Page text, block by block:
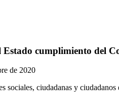
Estado cumplimiento del
de 2020
sociales, ciudadanas y